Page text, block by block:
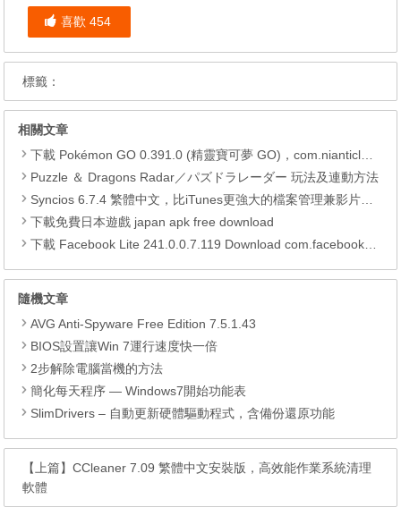
喜歡 454
標籤：
相關文章
下載 Pokémon GO 0.391.0 (精靈寶可夢 GO)，com.nianticlabs.pokemongo (.apk) (.xapk)
Puzzle ＆ Dragons Radar／パズドラレーダー 玩法及連動方法
Syncios 6.7.4 繁體中文，比iTunes更強大的檔案管理兼影片轉檔工具
下載免費日本遊戲 japan apk free download
下載 Facebook Lite 241.0.0.7.119 Download com.facebook.lite APK
隨機文章
AVG Anti-Spyware Free Edition 7.5.1.43
BIOS設置讓Win 7運行速度快一倍
2步解除電腦當機的方法
簡化每天程序 — Windows7開始功能表
SlimDrivers – 自動更新硬體驅動程式，含備份還原功能
【上篇】CCleaner 7.09 繁體中文安裝版，高效能作業系統清理
軟體